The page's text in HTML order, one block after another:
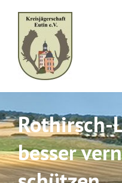
content
Rothirsch-
besser